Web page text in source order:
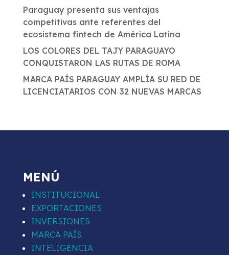
Paraguay presenta sus ventajas
competitivas ante referentes del
ecosistema fintech de América Latina
LOS COLORES DEL TAJY PARAGUAYO
CONQUISTARON LAS RUTAS DE ROMA
MARCA PAÍS PARAGUAY AMPLÍA SU RED DE
LICENCIATARIOS CON 32 NUEVAS MARCAS
MENÚ
INSTITUCIONAL
EXPORTACIONES
INVERSIONES
MARCA PAÍS
INTELIGENCIA